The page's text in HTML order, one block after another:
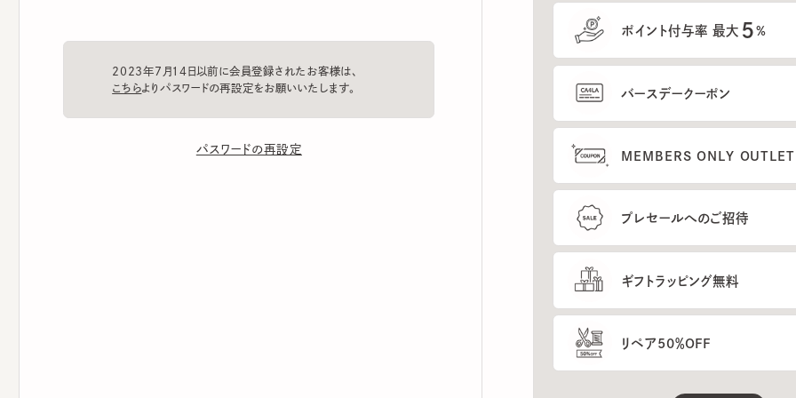
2023年7月14日以前に会員登録されたお客様は、
パスワードの再設定
ポイント付与率 最大 %
バースデークーポン
MEMBERS ONLY OUTLETのご
プレセールへのご招待
ギフトラッピング無料
リペア50％OFF